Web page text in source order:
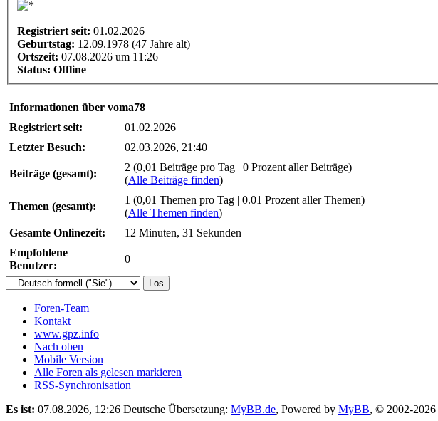
Registriert seit: 01.02.2026
Geburtstag: 12.09.1978 (47 Jahre alt)
Ortszeit: 07.08.2026 um 11:26
Status: Offline
Informationen über voma78
Registriert seit:
01.02.2026
Letzter Besuch:
02.03.2026, 21:40
Beiträge (gesamt):
2 (0,01 Beiträge pro Tag | 0 Prozent aller Beiträge)
(Alle Beiträge finden)
Themen (gesamt):
1 (0,01 Themen pro Tag | 0.01 Prozent aller Themen)
(Alle Themen finden)
Gesamte Onlinezeit:
12 Minuten, 31 Sekunden
Empfohlene
Benutzer:
0
Foren-Team
Kontakt
www.gpz.info
Nach oben
Mobile Version
Alle Foren als gelesen markieren
RSS-Synchronisation
Es ist: 07.08.2026, 12:26 Deutsche Übersetzung: MyBB.de, Powered by MyBB, © 2002-2026